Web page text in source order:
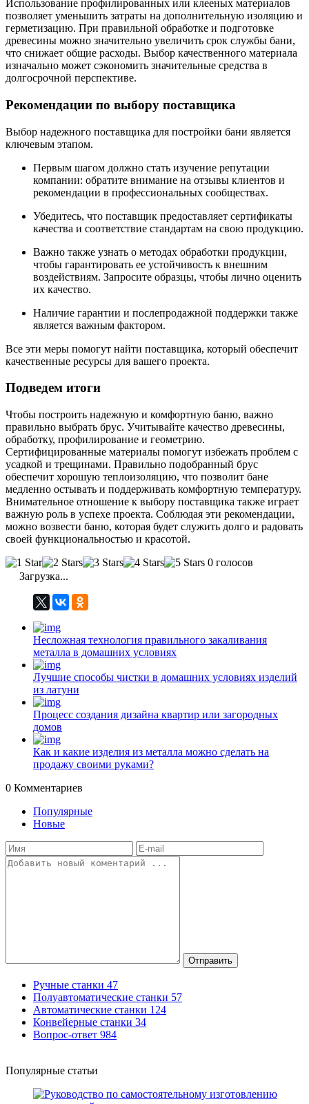
Использование профилированных или клееных материалов
позволяет уменьшить затраты на дополнительную изоляцию и
герметизацию. При правильной обработке и подготовке
древесины можно значительно увеличить срок службы бани,
что снижает общие расходы. Выбор качественного материала
изначально может сэкономить значительные средства в
долгосрочной перспективе.
Рекомендации по выбору поставщика
Выбор надежного поставщика для постройки бани является
ключевым этапом.
Первым шагом должно стать изучение репутации
компании: обратите внимание на отзывы клиентов и
рекомендации в профессиональных сообществах.
Убедитесь, что поставщик предоставляет сертификаты
качества и соответствие стандартам на свою продукцию.
Важно также узнать о методах обработки продукции,
чтобы гарантировать ее устойчивость к внешним
воздействиям. Запросите образцы, чтобы лично оценить
их качество.
Наличие гарантии и послепродажной поддержки также
является важным фактором.
Все эти меры помогут найти поставщика, который обеспечит
качественные ресурсы для вашего проекта.
Подведем итоги
Чтобы построить надежную и комфортную баню, важно
правильно выбрать брус. Учитывайте качество древесины,
обработку, профилирование и геометрию.
Сертифицированные материалы помогут избежать проблем с
усадкой и трещинами. Правильно подобранный брус
обеспечит хорошую теплоизоляцию, что позволит бане
медленно остывать и поддерживать комфортную температуру.
Внимательное отношение к выбору поставщика также играет
важную роль в успехе проекта. Соблюдая эти рекомендации,
можно возвести баню, которая будет служить долго и радовать
своей функциональностью и красотой.
0 голосов
Загрузка...
Несложная технология правильного закаливания
металла в домашних условиях
Лучшие способы чистки в домашних условиях изделий
из латуни
Процесс создания дизайна квартир или загородных
домов
Как и какие изделия из металла можно сделать на
продажу своими руками?
0 Комментариев
Популярные
Новые
Отправить
Ручные станки 47
Полуавтоматические станки 57
Автоматические станки 124
Конвейерные станки 34
Вопрос-ответ 984
Популярные статьи